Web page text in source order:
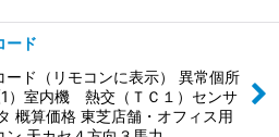
ード
ード（リモコンに表示） 異常個所
）室内機 熱交（ＴＣ１）センサ
概算価格 東芝店舗・オフィス用